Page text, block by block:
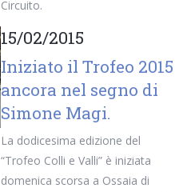
Circuito.
15/02/2015
Iniziato il Trofeo 2015
ancora nel segno di
Simone Magi.
La dodicesima edizione del
“Trofeo Colli e Valli” è iniziata
domenica scorsa a Ossaia di